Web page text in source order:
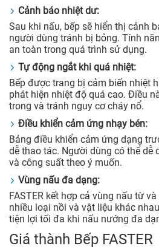
Cảnh báo nhiệt dư:
Sau khi nấu, bếp sẽ hiển thị cảnh
người dùng tránh bị bỏng. Tính
an toàn trong quá trình sử dụng.
Tự động ngắt khi quá nhiệt:
Bếp được trang bị cảm biến nhiệt
phát hiện nhiệt độ quá cao. Điều
trong và tránh nguy cơ cháy nổ.
Điều khiển cảm ứng nhạy bén:
Bảng điều khiển cảm ứng dạng
dễ thao tác. Người dùng có thể dễ
và công suất theo ý muốn.
Vùng nấu đa dạng:
FASTER kết hợp cả vùng nấu từ
nhiều loại nồi và vật liệu khác
tiện lợi tối đa khi nấu nướng đa
Giá thành Bếp FASTER